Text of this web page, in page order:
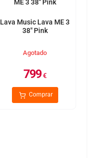
Lava Music Lava ME 3
38" Pink
Agotado
799€
Comprar